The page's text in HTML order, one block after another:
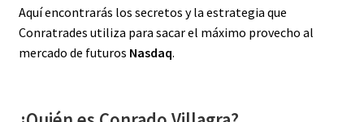
Aquí encontrarás los secretos y la estrategia que
Conratrades utiliza para sacar el máximo provecho al
mercado de futuros Nasdaq.